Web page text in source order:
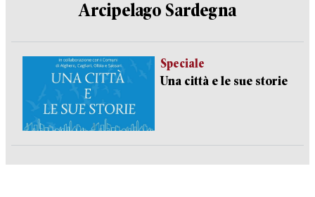
Arcipelago Sardegna
Speciale
Una città e le sue storie